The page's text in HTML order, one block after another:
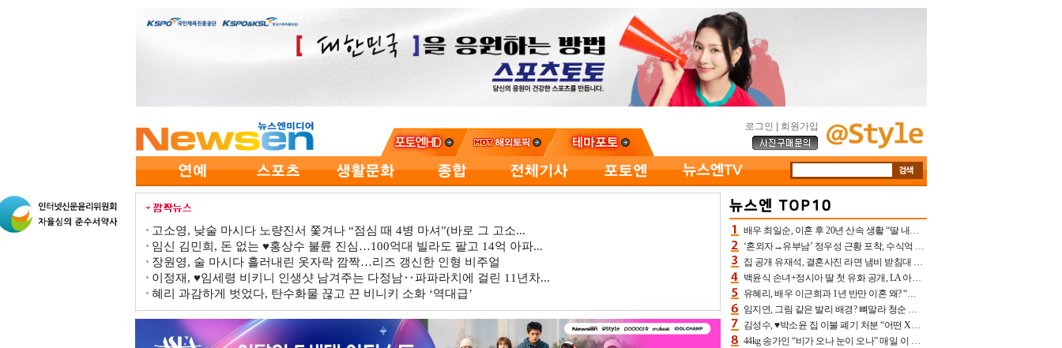
로그인 회원가입
고소영, 낮술 마시다 노량진서 쫓겨나 “점심 때 4병 마셔”(바로 그 고소...
임신 김민희, 돈 없는 ♥홍상수 불륜 진심…100억대 빌라도 팔고 14억 아파...
장원영, 술 마시다 흘러내린 옷자락 깜짝…리즈 갱신한 인형 비주얼
이정재, ♥임세령 비키니 인생샷 남겨주는 다정남‥파파라치에 걸린 11년차...
혜리 과감하게 벗었다, 탄수화물 끊고 끈 비니키 소화 ‘역대급’
배우 최일순, 이혼 후 20년 산속 생활 “딸 내가 버렸다고 원망‥맘 아파”(특종)[어제TV]
‘혼외자→유부남’ 정우성 근황 포착, 수식억 해킹 피해 후배 만났다 “존경하는”
집 공개 유재석, 결혼사진 라면 냄비 받침대 되고 분노‥가족사진도 피해(놀뭐)[어제TV]
백윤식 손녀+정시아 딸 첫 유화 공개, LA 아트쇼→서울국제조각페스타 작가다운 수준급 실력
유혜리, 배우 이근희과 1년 반만 이혼 왜? “식칼 꽂고 의자 던져” 충격 폭로(특종)[어제TV]
임지연, 그림 같은 발리 배경? 뼈말라 청순 비키니 핏에 상대 안 되네
김성수, ♥박소윤 집 이불 폐기 처분 “어떤 X이랑 썼을지 몰라” 질투(신랑수업2)[어제TV]
44kg 송가인 “비가 오나 눈이 오나” 매일 이 운동, 허벅지 근육량 상승+체지방 감소